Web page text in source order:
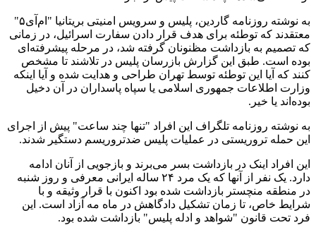
به نوشته روزنامه گاردین، پلیس و سرویس امنیتی بریتانیا "ام‌آی‌۵"
معتقدند که توطئه برای هدف قرار دادن سفارت اسرائیل، در زمانی
که تصمیم به بازداشت مظنونان گرفته شد، در مرحله پیشرفته‌ای‌
بوده است. طبق این گزارش بازرسان پلیس در تلاشند تا مشخص
کنند که آیا این توطئه توسط تهران طراحی و هدایت شده و آیا اینکه
وزارت اطلاعات جمهوری اسلامی یا سپاه پاسداران در آن دخیل
بوده‌اند یا خیر.
به نوشته روزنامه تلگراف این افراد "تنها چند ساعت" پیش از اجرای
این حمله تروریستی در عملیات پلیس ضدتروریسم دستگیر شدند.
این افراد اینک در بازداشت بسر می‌برند و بازجویی از آنان ادامه
دارد. یک نفر از آنها که یک مرد ۲۴ ساله ایرانی معرفی و روز شنبه
در منطقه منچستر بازداشت شده بود اکنون با قرار وثیقه و با
شرایط خاص، تا زمان تشکیل دادگاهش در ماه مه آزاد است. این
فرد تحت قانون "شواهد و ادله پلیس" بازداشت شده بود.